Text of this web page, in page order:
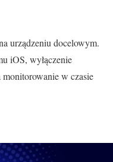
urządzeniu docelowym.
iOS, wyłączenie
w czasie